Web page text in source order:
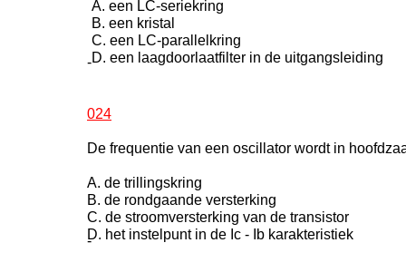
A. een LC-seriekring
B. een kristal
C. een LC-parallelkring
D. een laagdoorlaatfilter in de uitgangsleiding
-
024
De frequentie van een oscillator wordt in
A. de trillingskring
B. de rondgaande versterking
C. de stroomversterking van de transistor
D. het instelpunt in de Ic - Ib karakteristiek
-